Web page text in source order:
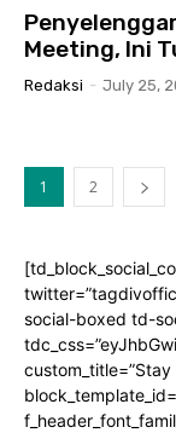
Meeting, Ini
Redaksi - July 25,
1 2
social-boxed td-